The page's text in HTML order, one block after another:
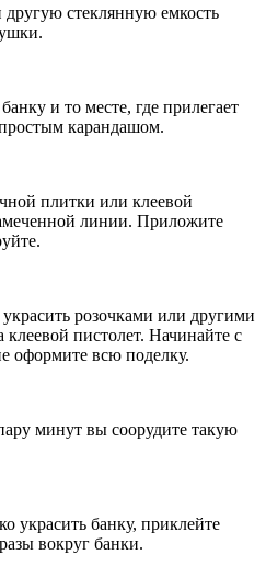
стеклянную емкость
и то месте, где прилегает
карандашом.
плитки или клеевой
линии. Приложите
розочками или другими
пистолет. Начинайте с
оформите всю поделку.
минут вы соорудите такую
украсить банку, приклейте
вокруг банки.